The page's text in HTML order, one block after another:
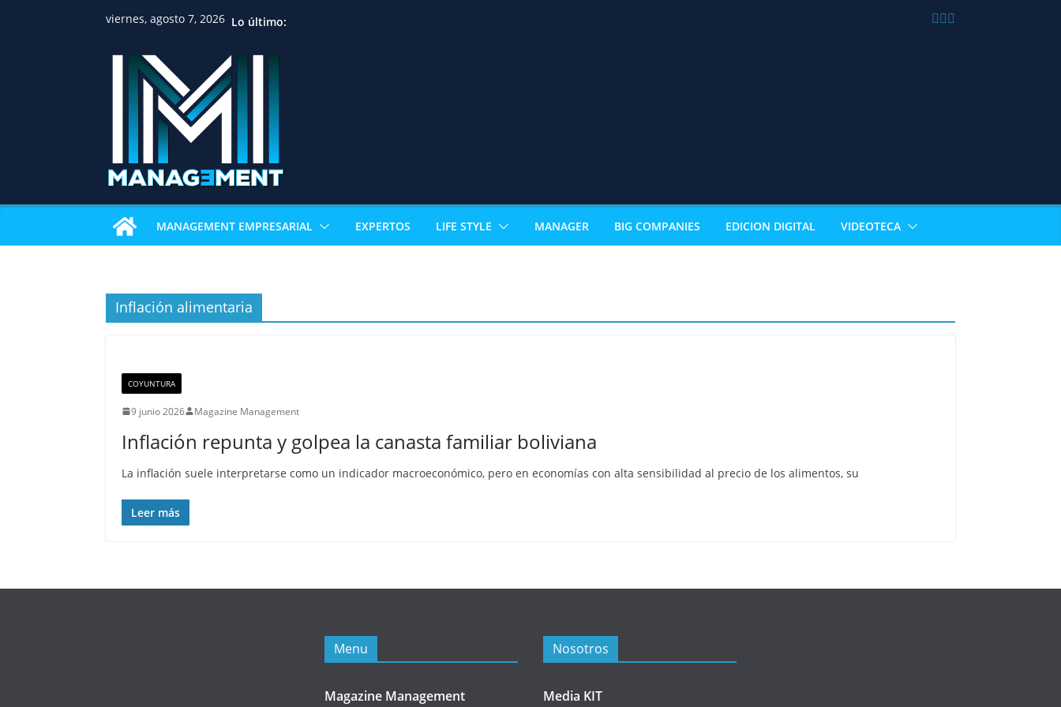
viernes, agosto 7, 2026 Lo último:
MANAGEMENT EMPRESARIAL EXPERTOS LIFE STYLE MANAGER BIG COMPANIES EDICION DIGITAL VIDEOTECA
Inflación alimentaria
COYUNTURA
9 junio 2026 Magazine Management
Inflación repunta y golpea la canasta familiar boliviana
La inflación suele interpretarse como un indicador macroeconómico, pero en economías con alta sensibilidad al precio de los alimentos, su
Leer más
Menu
Magazine Management
Nosotros
Media KIT